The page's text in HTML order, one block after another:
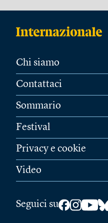
Chi siamo
Contattaci
Sommario
Festival
Privacy e cookie
Video
Seguici su